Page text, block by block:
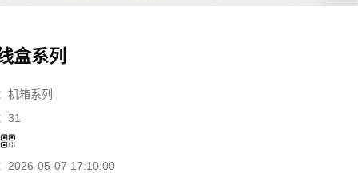
盒系列
机箱系列
31
2026-05-07 17:10:00